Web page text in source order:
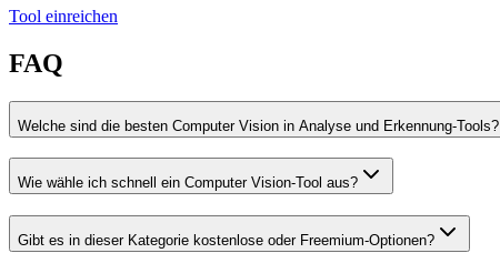
Tool einreichen
FAQ
Welche sind die besten Computer Vision in Analyse und Erkennung-Tools?
Wie wähle ich schnell ein Computer Vision-Tool aus?
Gibt es in dieser Kategorie kostenlose oder Freemium-Optionen?